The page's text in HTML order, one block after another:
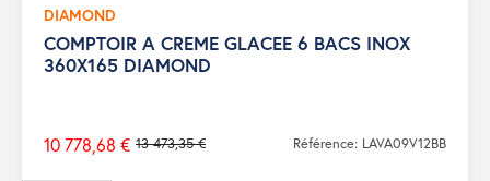
DIAMOND
COMPTOIR A CREME GLACEE 6 BACS INOX
360X165 DIAMOND
Prix
13 473,35 €
10 778,68 € Référence: LAVA09V12BB